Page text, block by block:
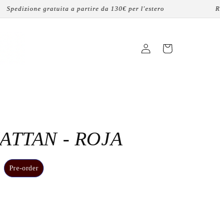
gratuita a partire da 130€ per l'estero
Accedi Carrello
- ROJA
Pre-order